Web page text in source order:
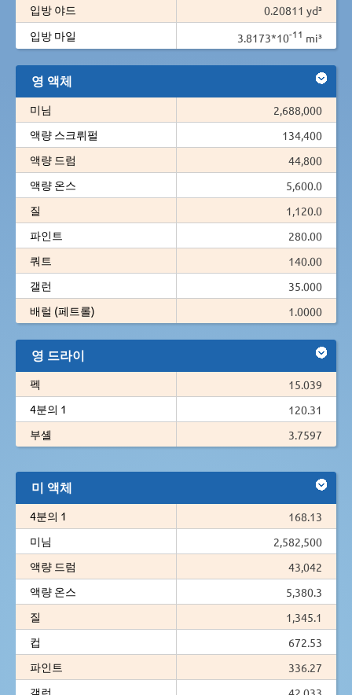
입방 야드
0.20811 yd³
입방 마일
3.8173*10-11 mi³
영 액체
미님
2,688,000
액량 스크뤼펄
134,400
액량 드럼
44,800
액량 온스
5,600.0
질
1,120.0
파인트
280.00
쿼트
140.00
갤런
35.000
배럴 (페트롤)
1.0000
영 드라이
펙
15.039
4분의 1
120.31
부셸
3.7597
미 액체
4분의 1
168.13
미님
2,582,500
액량 드럼
43,042
액량 온스
5,380.3
질
1,345.1
컵
672.53
파인트
336.27
갤런